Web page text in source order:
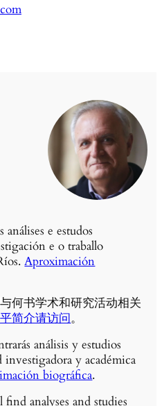
análises e estudos
e o traballo
Aproximación
何书学术和研究活动相关
简介请访问。
análisis y estudios
investigadora y académica
biográfica.
analyses and studies